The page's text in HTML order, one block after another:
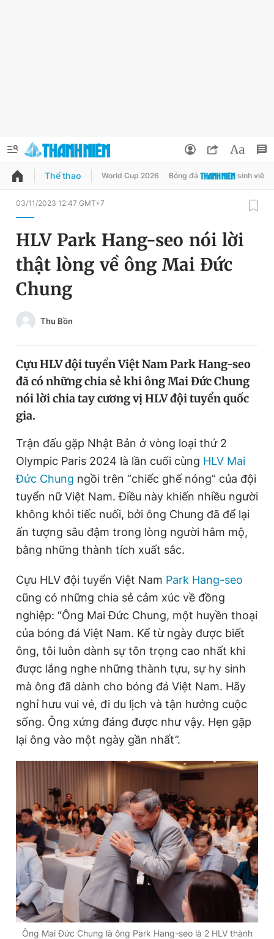
QUẢNG CÁO ĐẶT BÁO
Chuyên mục
Chuyên mục khác
Chào ngày mới
Video Magazine
Sản phẩm khác
Tiện ích Bạn cần biết
Thông tin tòa soạn Liên hệ quảng cáo
Đọc Thanh Niên trên điện thoại
Theo dõi báo trên
Hotline
0906 645 777
Liên hệ quảng cáo
0908 780 404
Đặt báo Quảng cáo RSS Tòa soạn
Tổng biên tập: Nguyễn Ngọc Toàn
Phó tổng biên tập thường trực: Hải Thành
Phó tổng biên tập: Lâm Hiếu Dũng
Phó tổng biên tập: Trần Việt Hưng
Tổng thư ký tòa soạn: Đức Trung
Giấy phép xuất bản số 110/GP - BTTTT cấp ngày 24.3.2020
© 2003-2026 Bản quyền thuộc về Báo Thanh Niên. Cấm sao
chép dưới mọi hình thức nếu không có sự chấp thuận bằng văn
bản. Phát triển bởi ePi Technologies, JSC.
Đổi mật khẩu
Tin đã lưu
Tin đã xem
Thể thao World Cup 2026 Bóng đá sinh viên
03/11/2023 12:47 GMT+7
HLV Park Hang-seo nói lời
thật lòng về ông Mai Đức
Chung
Thu Bồn
Cựu HLV đội tuyển Việt Nam Park Hang-seo
đã có những chia sẻ khi ông Mai Đức Chung
nói lời chia tay cương vị HLV đội tuyển quốc
gia.
Trận đấu gặp Nhật Bản ở vòng loại thứ 2
Olympic Paris 2024 là lần cuối cùng HLV Mai
Đức Chung ngồi trên “chiếc ghế nóng” của đội
tuyển nữ Việt Nam. Điều này khiến nhiều người
không khỏi tiếc nuối, bởi ông Chung đã để lại
ấn tượng sâu đậm trong lòng người hâm mộ,
bằng những thành tích xuất sắc.
Cựu HLV đội tuyển Việt Nam Park Hang-seo
cũng có những chia sẻ cảm xúc về đồng
nghiệp: “Ông Mai Đức Chung, một huyền thoại
của bóng đá Việt Nam. Kể từ ngày được biết
ông, tôi luôn dành sự tôn trọng cao nhất khi
được lắng nghe những thành tựu, sự hy sinh
mà ông đã dành cho bóng đá Việt Nam. Hãy
nghỉ hưu vui vẻ, đi du lịch và tận hưởng cuộc
sống. Ông xứng đáng được như vậy. Hẹn gặp
lại ông vào một ngày gần nhất”.
Ông Mai Đức Chung là ông Park Hang-seo là 2 HLV thành